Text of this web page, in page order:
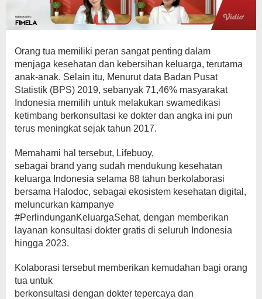
Orang tua memiliki peran sangat penting dalam
menjaga kesehatan dan kebersihan keluarga, terutama
anak-anak. Selain itu, Menurut data Badan Pusat
Statistik (BPS) 2019, sebanyak 71,46% masyarakat
Indonesia memilih untuk melakukan swamedikasi
ketimbang berkonsultasi ke dokter dan angka ini pun
terus meningkat sejak tahun 2017.
Memahami hal tersebut, Lifebuoy,
sebagai brand yang sudah mendukung kesehatan
keluarga Indonesia selama 88 tahun berkolaborasi
bersama Halodoc, sebagai ekosistem kesehatan digital,
meluncurkan kampanye
#PerlindunganKeluargaSehat, dengan memberikan
layanan konsultasi dokter gratis di seluruh Indonesia
hingga 2023.
Kolaborasi tersebut memberikan kemudahan bagi orang
tua untuk
berkonsultasi dengan dokter tepercaya dan